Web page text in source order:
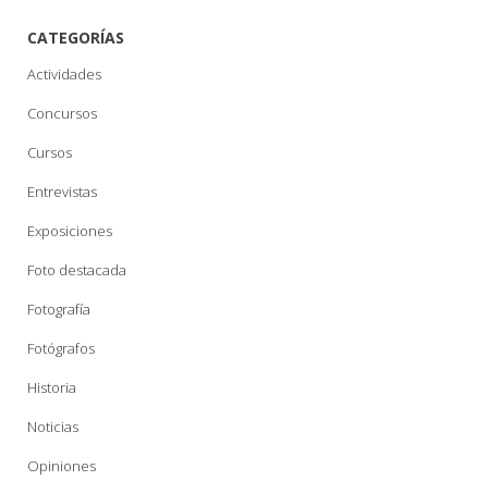
CATEGORÍAS
Actividades
Concursos
Cursos
Entrevistas
Exposiciones
Foto destacada
Fotografía
Fotógrafos
Historia
Noticias
Opiniones